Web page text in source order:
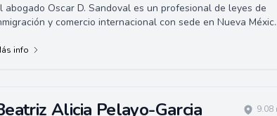
abogado Oscar D. Sandoval es un profesional de leyes de
y comercio internacional con sede en Nueva
info
Alicia Pelayo-Garcia 9.08